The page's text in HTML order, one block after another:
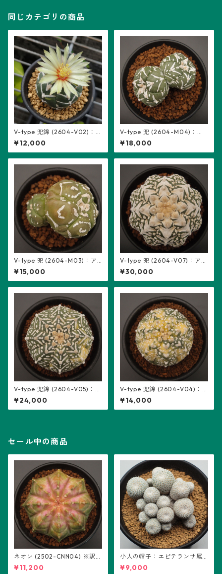
同じカテゴリの商品
V-type 兜錦 (2604-V02)：
アストロフィツム属 ※実生
¥12,000
V-type 兜 (2604-M04)：ア
ストロフィツム属 ※実生、2頭
立ち、5稜
¥18,000
V-type 兜 (2604-M03)：ア
ストロフィツム属 ※実生、2頭
立ち、5稜
¥15,000
V-type 兜 (2604-V07)：アス
トロフィツム属 ※実生
¥30,000
V-type 兜錦 (2604-V05)：ア
ストロフィツム属 ※実生
¥24,000
V-type 兜錦 (2604-V04)：
アストロフィツム属 ※実生
¥14,000
セール中の商品
ネオン (2502-CNN04) ※訳あ
り：ギムノカリキウム属 ※実
生
¥11,200
小人の帽子：エピテランサ属
(B01)
¥9,000